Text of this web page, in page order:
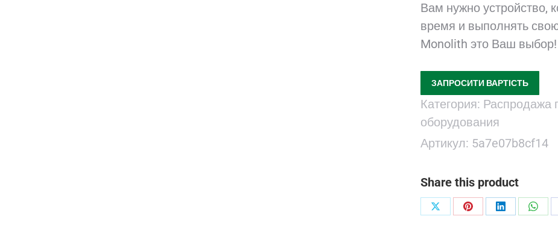
Вам нужно устройство,
время и выполнять
Monolith это Ваш выбор!
ЗАПРОСИТИ ВАРТІСТЬ
Категория: Распродажа
оборудования
Артикул: 5a7e07b8cf14
Share this product
ПоделитьсяПоделитьсяПоделиться